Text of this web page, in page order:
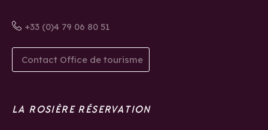
+33 (0)4 79 06 80 51
Contact Office de tourisme
LA ROSIÈRE RÉSERVATION